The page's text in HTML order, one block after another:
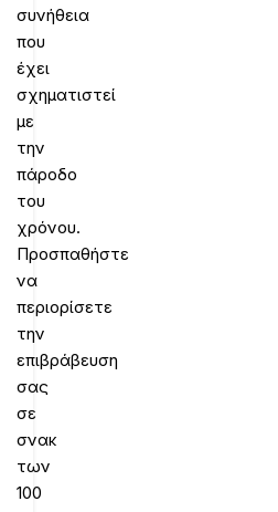
συνήθεια
που
έχει
σχηματιστεί
με
την
πάροδο
του
χρόνου.
Προσπαθήστε
να
περιορίσετε
την
επιβράβευση
σας
σε
σνακ
των
100